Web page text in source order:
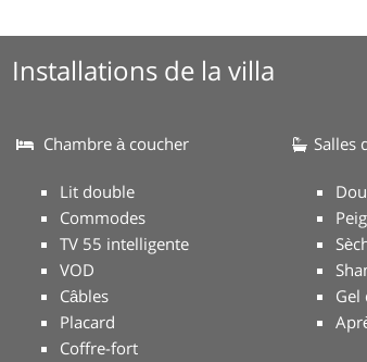
Installations de la villa
Chambre à coucher
Lit double
Commodes
TV 55 intelligente
VOD
Câbles
Placard
Coffre-fort
Salles
Gel